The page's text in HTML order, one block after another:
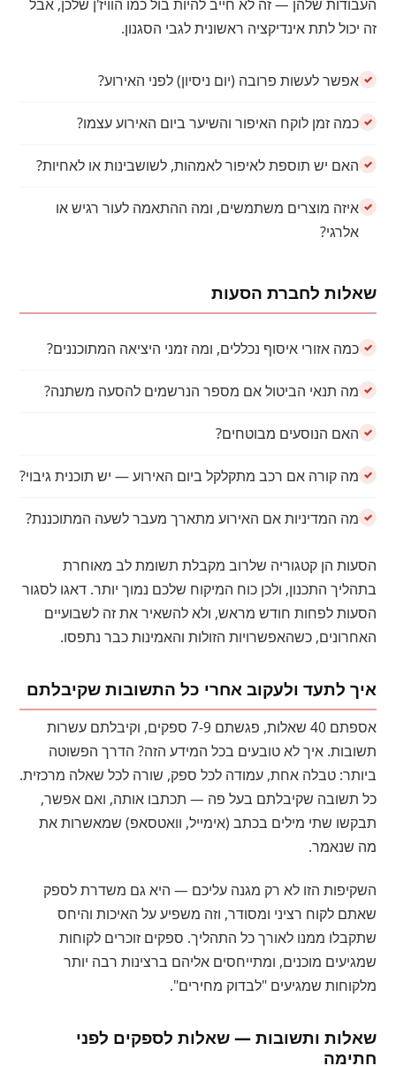
העבודות שלהן — זה לא חייב להיות בול כמו הוויז'ן שלכן, אבל
זה יכול לתת אינדיקציה ראשונית לגבי הסגנון.
אפשר לעשות פרובה (יום ניסיון) לפני האירוע?
כמה זמן לוקח האיפור והשיער ביום האירוע עצמו?
האם יש תוספת לאיפור לאמהות, לשושבינות או לאחיות?
איזה מוצרים משתמשים, ומה ההתאמה לעור רגיש או
אלרגי?
שאלות לחברת הסעות
כמה אזורי איסוף נכללים, ומה זמני היציאה המתוכננים?
מה תנאי הביטול אם מספר הנרשמים להסעה משתנה?
האם הנוסעים מבוטחים?
מה קורה אם רכב מתקלקל ביום האירוע — יש תוכנית גיבוי?
מה המדיניות אם האירוע מתארך מעבר לשעה המתוכננת?
הסעות הן קטגוריה שלרוב מקבלת תשומת לב מאוחרת
בתהליך התכנון, ולכן כוח המיקוח שלכם נמוך יותר. דאגו לסגור
הסעות לפחות חודש מראש, ולא להשאיר את זה לשבועיים
האחרונים, כשהאפשרויות הזולות והאמינות כבר נתפסו.
איך לתעד ולעקוב אחרי כל התשובות שקיבלתם
אספתם 40 שאלות, פגשתם 7-9 ספקים, וקיבלתם עשרות
תשובות. איך לא טובעים בכל המידע הזה? הדרך הפשוטה
ביותר: טבלה אחת, עמודה לכל ספק, שורה לכל שאלה מרכזית.
כל תשובה שקיבלתם בעל פה — תכתבו אותה, ואם אפשר,
תבקשו שתי מילים בכתב (אימייל, וואטסאפ) שמאשרות את
מה שנאמר.
השקיפות הזו לא רק מגנה עליכם — היא גם משדרת לספק
שאתם לקוח רציני ומסודר, וזה משפיע על האיכות והיחס
שתקבלו ממנו לאורך כל התהליך. ספקים זוכרים לקוחות
שמגיעים מוכנים, ומתייחסים אליהם ברצינות רבה יותר
מלקוחות שמגיעים "לבדוק מחירים".
שאלות ותשובות — שאלות לספקים לפני
חתימה